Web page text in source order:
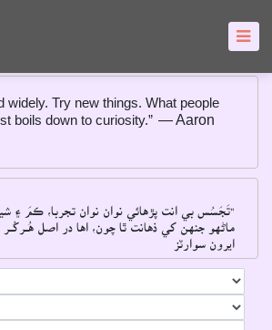
widely. Try new things. What people
boils down to curiosity.” ― Aaron
"تَجَسُس بي انت پڙهائي نوان نوان تجربا، ڪمَ ۽
ماڻهو جنهن کي ذهانت ٿا چون، اها در اصل
ايرون سوارٽز